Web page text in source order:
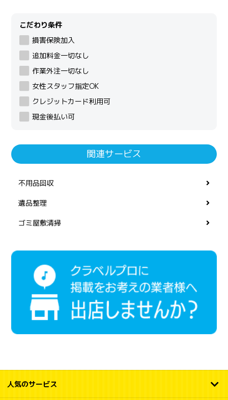
こだわり条件
損害保険加入
追加料金一切なし
作業外注一切なし
女性スタッフ指定OK
クレジットカード利用可
現金後払い可
関連サービス
不用品回収
遺品整理
ゴミ屋敷清掃
人気のサービス